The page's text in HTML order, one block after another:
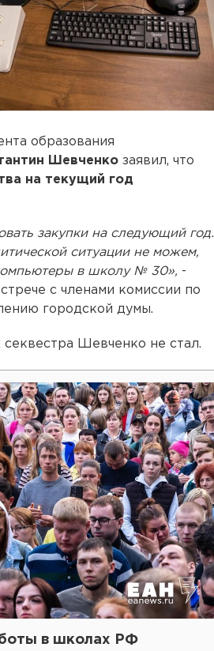
образования
Шевченко заявил, что
на текущий год
закупки на следующий год.
ситуации не можем,
в школу № 30», -
с членами комиссии по
городской думы.
секвестра Шевченко не стал.
в школах РФ